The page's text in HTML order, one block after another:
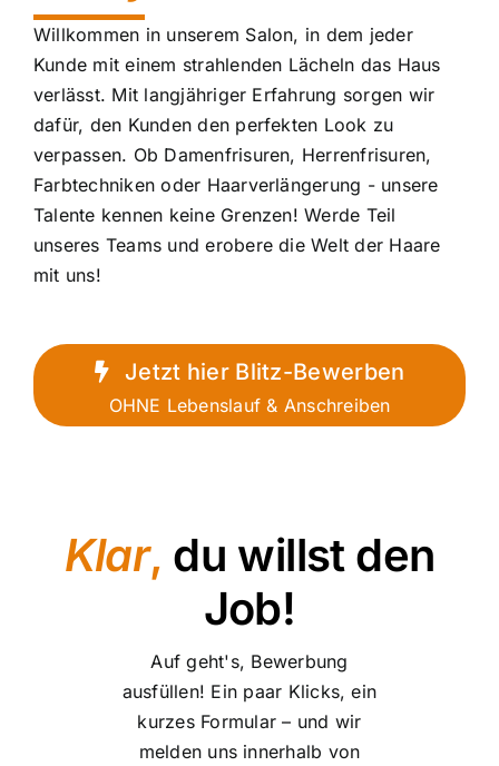
Willkommen in unserem Salon, in dem jeder
Kunde mit einem strahlenden Lächeln das Haus
verlässt. Mit langjähriger Erfahrung sorgen wir
dafür, den Kunden den perfekten Look zu
verpassen. Ob Damenfrisuren, Herrenfrisuren,
Farbtechniken oder Haarverlängerung - unsere
Talente kennen keine Grenzen! Werde Teil
unseres Teams und erobere die Welt der Haare
mit uns!
Jetzt hier Blitz-Bewerben
OHNE Lebenslauf & Anschreiben
Klar, du willst den
Job!
Auf geht's, Bewerbung
ausfüllen! Ein paar Klicks, ein
kurzes Formular – und wir
melden uns innerhalb von